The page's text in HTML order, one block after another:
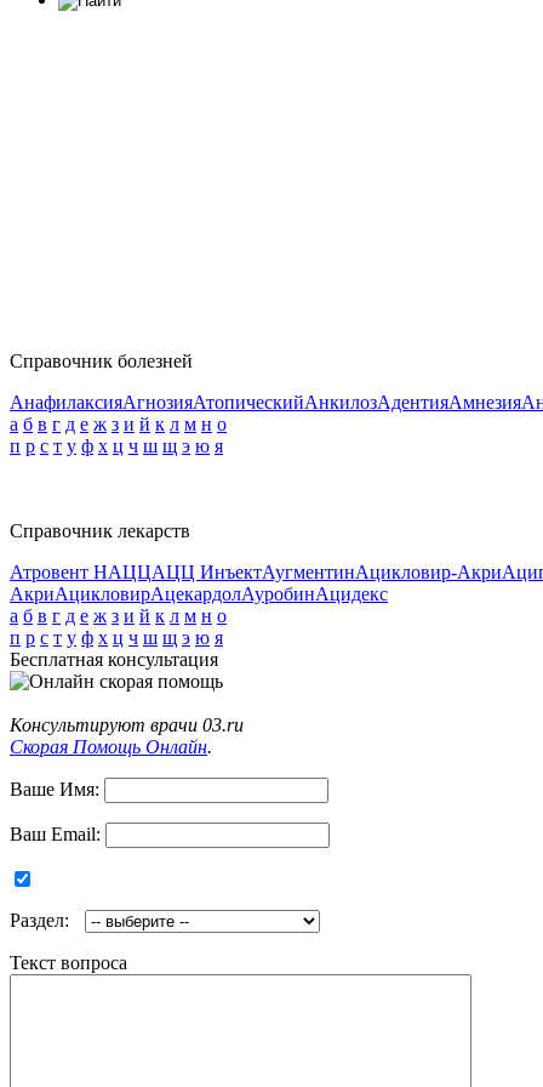
Справочник болезней
АнафилаксияАгнозияАтопическийАнкилозАдентияАмнезия
а б в г д е ж з и й к л м н о
п р с т у ф х ц ч ш щ э ю я
Справочник лекарств
Атровент НАЦЦАЦЦ ИнъектАугментинАцикловир-Акри
АкриАцикловирАцекардолАуробинАцидекс
а б в г д е ж з и й к л м н о
п р с т у ф х ц ч ш щ э ю я
Бесплатная консультация
Консультируют врачи 03.ru
Скорая Помощь Онлайн.
Ваше Имя:
Ваш Email:
Раздел:
Текст вопроса